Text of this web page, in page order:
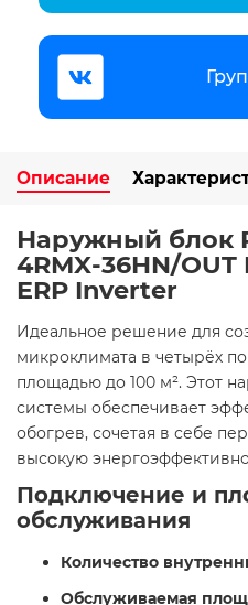
Описание
Наружный блок
4RMX-36HN/OUT
ERP Inverter
​Идеальное решение для
микроклимата в четырёх
площадью до 100 м². Этот
системы обеспечивает
обогрев, сочетая в себе
высокую
Подключение и
обслуживания
Количество
Обслуживаемая